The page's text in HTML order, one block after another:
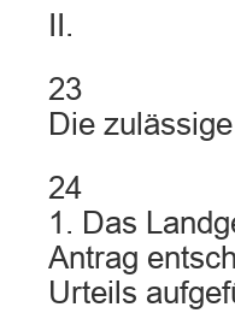
II.
23
Die
24
1. Das
Antrag
Urteils